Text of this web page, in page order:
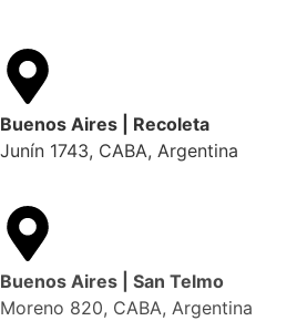
Buenos Aires | Recoleta
Junín 1743, CABA, Argentina
Buenos Aires | San Telmo
Moreno 820, CABA, Argentina